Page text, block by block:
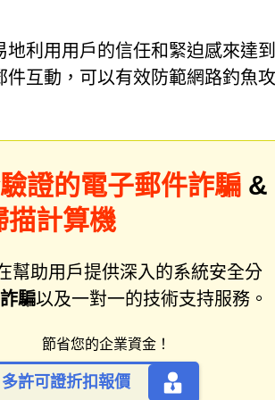
地利用用戶的信任和緊迫感來達
互動，可以有效防範網路釣魚
證的電子郵件詐騙 &
計算機
幫助用戶提供深入的系統安全分
騙以及一對一的技術支持服務。
節省您的企業資金！
多許可證折扣報價